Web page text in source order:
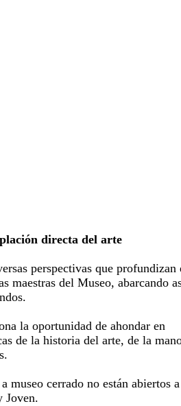
directa del arte
perspectivas que profundizan
maestras del Museo, abarcando
la oportunidad de ahondar en
de la historia del arte, de la
museo cerrado no están abiertos
Joven.